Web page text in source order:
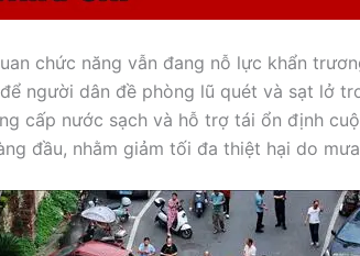
chức năng vẫn đang nỗ lực khẩn
người dân đề phòng lũ quét và sạt lở
cấp nước sạch và hỗ trợ tái ổn định
đầu, nhằm giảm tối đa thiệt hại do